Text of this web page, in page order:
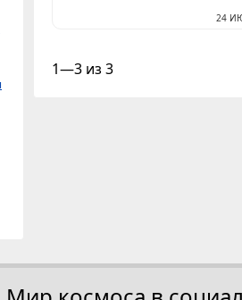
24
1—3 из 3